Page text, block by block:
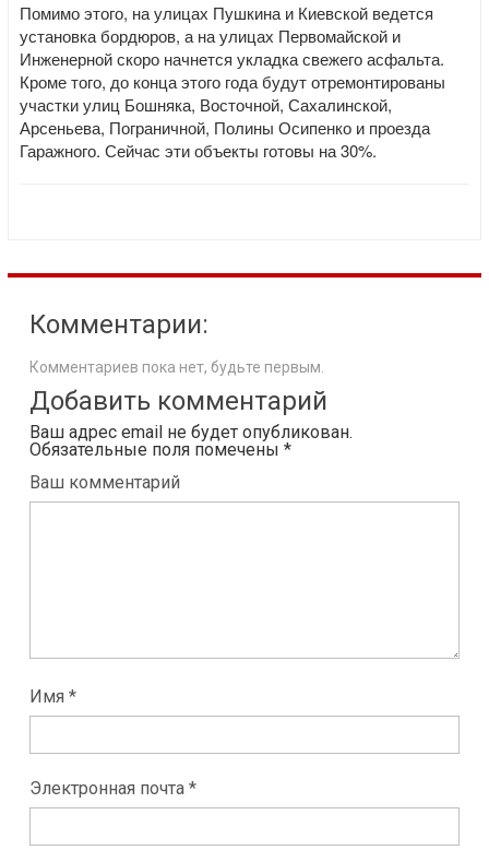
Помимо этого, на улицах Пушкина и Киевской ведется
установка бордюров, а на улицах Первомайской и
Инженерной скоро начнется укладка свежего асфальта.
Кроме того, до конца этого года будут отремонтированы
участки улиц Бошняка, Восточной, Сахалинской,
Арсеньева, Пограничной, Полины Осипенко и проезда
Гаражного. Сейчас эти объекты готовы на 30%.
Комментарии:
Комментариев пока нет, будьте первым.
Добавить комментарий
Ваш адрес email не будет опубликован.
Обязательные поля помечены *
Ваш комментарий
Имя *
Электронная почта *